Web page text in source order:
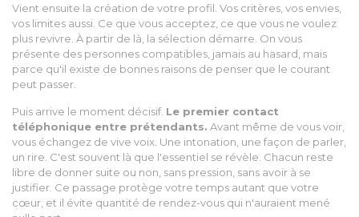
Vient ensuite la création de votre profil. Vos critères, vos envies,
vos limites aussi. Ce que vous acceptez, ce que vous ne voulez
plus revivre. À partir de là, la sélection démarre. On vous
présente des personnes compatibles, jamais au hasard, mais
parce qu'il existe de bonnes raisons de penser que le courant
peut passer.
Puis arrive le moment décisif. Le premier contact
téléphonique entre prétendants. Avant même de vous voir,
vous échangez de vive voix. Une intonation, une façon de parler,
un rire. C'est souvent là que l'essentiel se révèle. Chacun reste
libre de donner suite ou non, sans pression, sans avoir à se
justifier. Ce passage protège votre temps autant que votre
cœur, et il évite quantité de rendez-vous qui n'auraient mené